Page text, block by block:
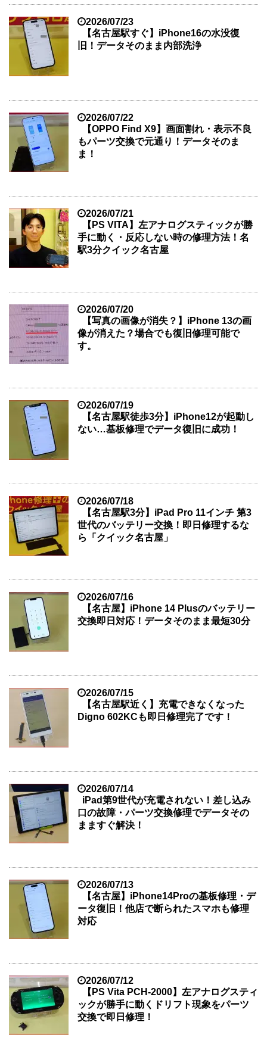
2026/07/23
【名古屋駅すぐ】iPhone16の水没復
旧！データそのまま内部洗浄
2026/07/22
【OPPO Find X9】画面割れ・表示不良
もパーツ交換で元通り！データそのま
ま！
2026/07/21
【PS VITA】左アナログスティックが勝
手に動く・反応しない時の修理方法！名
駅3分クイック名古屋
2026/07/20
【写真の画像が消失？】iPhone 13の画
像が消えた？場合でも復旧修理可能で
す。
2026/07/19
【名古屋駅徒歩3分】iPhone12が起動し
ない…基板修理でデータ復旧に成功！
2026/07/18
【名古屋駅3分】iPad Pro 11インチ 第3
世代のバッテリー交換！即日修理するな
ら「クイック名古屋」
2026/07/16
【名古屋】iPhone 14 Plusのバッテリー
交換即日対応！データそのまま最短30分
2026/07/15
【名古屋駅近く】充電できなくなった
Digno 602KCも即日修理完了です！
2026/07/14
iPad第9世代が充電されない！差し込み
口の故障・パーツ交換修理でデータその
まますぐ解決！
2026/07/13
【名古屋】iPhone14Proの基板修理・デ
ータ復旧！他店で断られたスマホも修理
対応
2026/07/12
【PS Vita PCH-2000】左アナログスティ
ックが勝手に動くドリフト現象をパーツ
交換で即日修理！